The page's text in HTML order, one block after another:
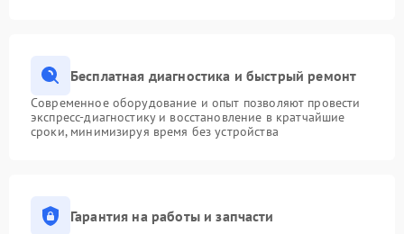
Бесплатная диагностика и быстрый ремонт
Современное оборудование и опыт позволяют провести
экспресс-диагностику и восстановление в кратчайшие
сроки, минимизируя время без устройства
Гарантия на работы и запчасти